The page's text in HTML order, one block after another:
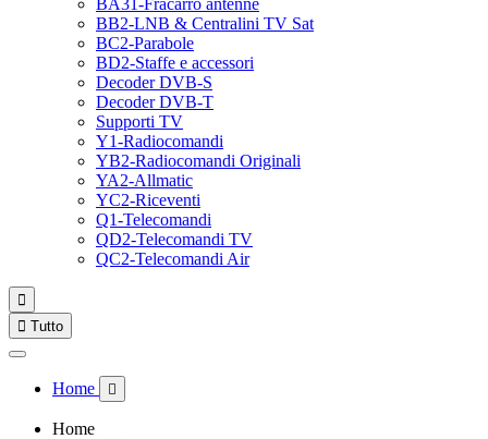
BA31-Fracarro antenne
BB2-LNB & Centralini TV Sat
BC2-Parabole
BD2-Staffe e accessori
Decoder DVB-S
Decoder DVB-T
Supporti TV
Y1-Radiocomandi
YB2-Radiocomandi Originali
YA2-Allmatic
YC2-Riceventi
Q1-Telecomandi
QD2-Telecomandi TV
QC2-Telecomandi Air

 Tutto
Home 
Home